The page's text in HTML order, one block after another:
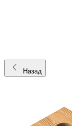
Назад